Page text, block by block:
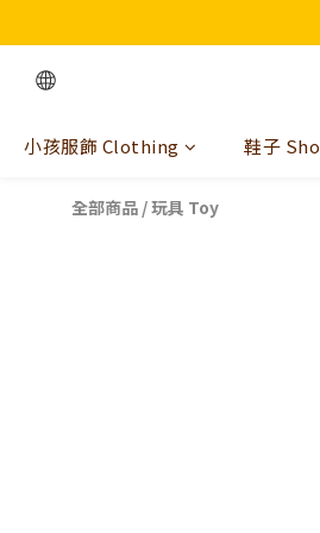
小孩服飾 Clothing 鞋子
全部商品 /玩具 Toy